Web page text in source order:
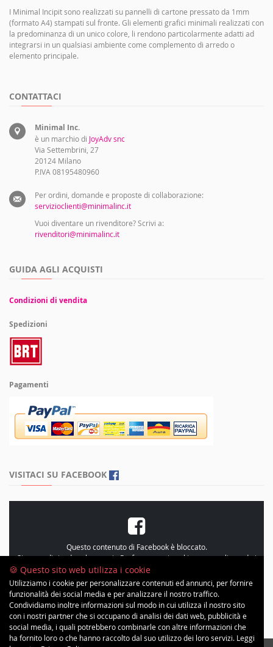
I Minimal Incipit sono realizzati su pannelli di cartone pressato da 1mm
(formato A4) stampati sul fronte. Gli elementi grafici minimali realizzati con
la predominanza di un unico colore, li rendono particolarmente adatti ad
integrarsi in un qualsiasi ambiente come complemento di arredo o
elemento principale.
CONTATTACI
Minimal Inc.
è un marchio di JoyAdv snc
Via Settembrini, 27
20124 Milano
P.IVA 08195480960
Per ordini, domande e proposte di collaborazione:
servizioclienti@minimalinc.it
Vuoi diventare un rivenditore? Scrivi a:
rivenditori@minimalinc.it
GUIDA AGLI ACQUISTI
Condizioni di vendita
Spedizioni
Pagamenti
VISITACI SU FACEBOOK
Questo contenuto di Facebook è bloccato.
Si prega di rivedere le propriePreferenze sui cookie, personalizzando i
cookie e accetando le “Statistiche”
🍪 Questo sito web utilizza i cookie
Utilizziamo i cookie per personalizzare contenuti ed annunci, per fornire
funzionalità dei social media e per analizzare il nostro traffico.
Condividiamo inoltre informazioni sul modo in cui utilizza il nostro sito
con i nostri partner che si occupano di analisi dei dati web, pubblicità e
social media, i quali potrebbero combinarle con altre informazioni che
ha fornito loro o che hanno raccolto dal suo utilizzo dei loro servizi. Leggi